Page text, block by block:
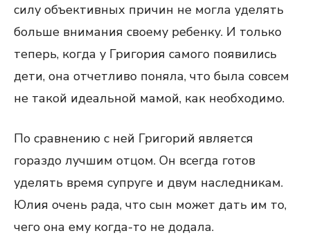
силу объективных причин не могла уделять
больше внимания своему ребенку. И только
теперь, когда у Григория самого появились
дети, она отчетливо поняла, что была совсем
не такой идеальной мамой, как необходимо.
По сравнению с ней Григорий является
гораздо лучшим отцом. Он всегда готов
уделять время супруге и двум наследникам.
Юлия очень рада, что сын может дать им то,
чего она ему когда-то не додала.